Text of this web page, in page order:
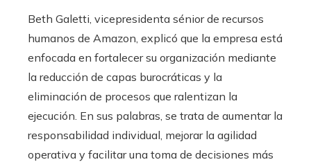
Beth Galetti, vicepresidenta sénior de recursos
humanos de Amazon, explicó que la empresa está
enfocada en fortalecer su organización mediante
la reducción de capas burocráticas y la
eliminación de procesos que ralentizan la
ejecución. En sus palabras, se trata de aumentar la
responsabilidad individual, mejorar la agilidad
operativa y facilitar una toma de decisiones más